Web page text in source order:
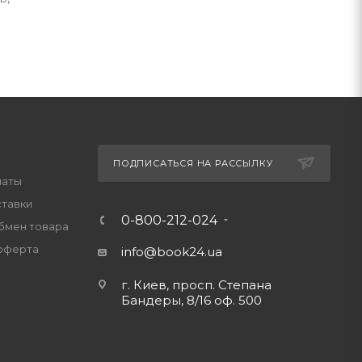
товара
ПОДПИСАТЬСЯ НА РАССЫЛКУ
0-800-212-024
info@book24.ua
г. Киев, просп. Степана
Бандеры, 8/16 оф. 500